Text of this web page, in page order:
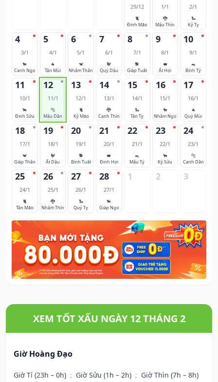
29/12
🐈
Đinh Mão
1/1
🐉
Mậu Thìn
2/1
🐍
Kỷ Tỵ
4
3/1
🐎
Canh Ngọ
5
4/1
🐐
Tân Mùi
6
5/1
🐒
Nhâm Thân
7
6/1
🐓
Quý Dậu
8
7/1
🐕
Giáp Tuất
9
8/1
🐖
Ất Hợi
10
9/1
🐀
Bính Tý
11
10/1
🐂
Đinh Sửu
12
11/1
🐅
Mậu Dần
13
12/1
🐈
Kỷ Mão
14
13/1
🐉
Canh Thìn
15
14/1
🐍
Tân Tỵ
16
15/1
🐎
Nhâm Ngọ
17
16/1
🐐
Quý Mùi
18
17/1
🐒
Giáp Thân
19
18/1
🐓
Ất Dậu
20
19/1
🐕
Bính Tuất
21
20/1
🐖
Đinh Hợi
22
21/1
🐀
Mậu Tý
23
22/1
🐂
Kỷ Sửu
24
23/1
🐅
Canh Dần
25
24/1
🐈
Tân Mão
26
25/1
🐉
Nhâm Thìn
27
26/1
🐍
Quý Tỵ
28
27/1
🐎
Giáp Ngọ
1 2 3
XEM TỐT XẤU NGÀY 12 THÁNG 2
Giờ Hoàng Đạo
Giờ Tí (23h – 0h) ; Giờ Sửu (1h – 2h) ; Giờ Thìn (7h – 8h)